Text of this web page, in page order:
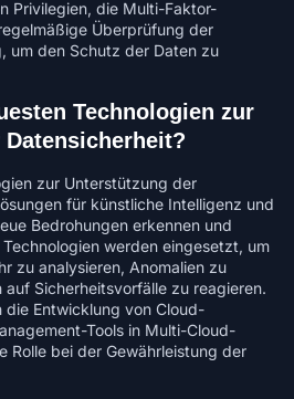
Privilegien, die Multi-Faktor-
Überprüfung der
um den Schutz der Daten zu
Technologien zur
zur Unterstützung der
für künstliche Intelligenz und
Bedrohungen erkennen und
werden eingesetzt, um
zu analysieren, Anomalien zu
Sicherheitsvorfälle zu reagieren.
die Entwicklung von Cloud-
Tools in Multi-Cloud-
Rolle bei der Gewährleistung der